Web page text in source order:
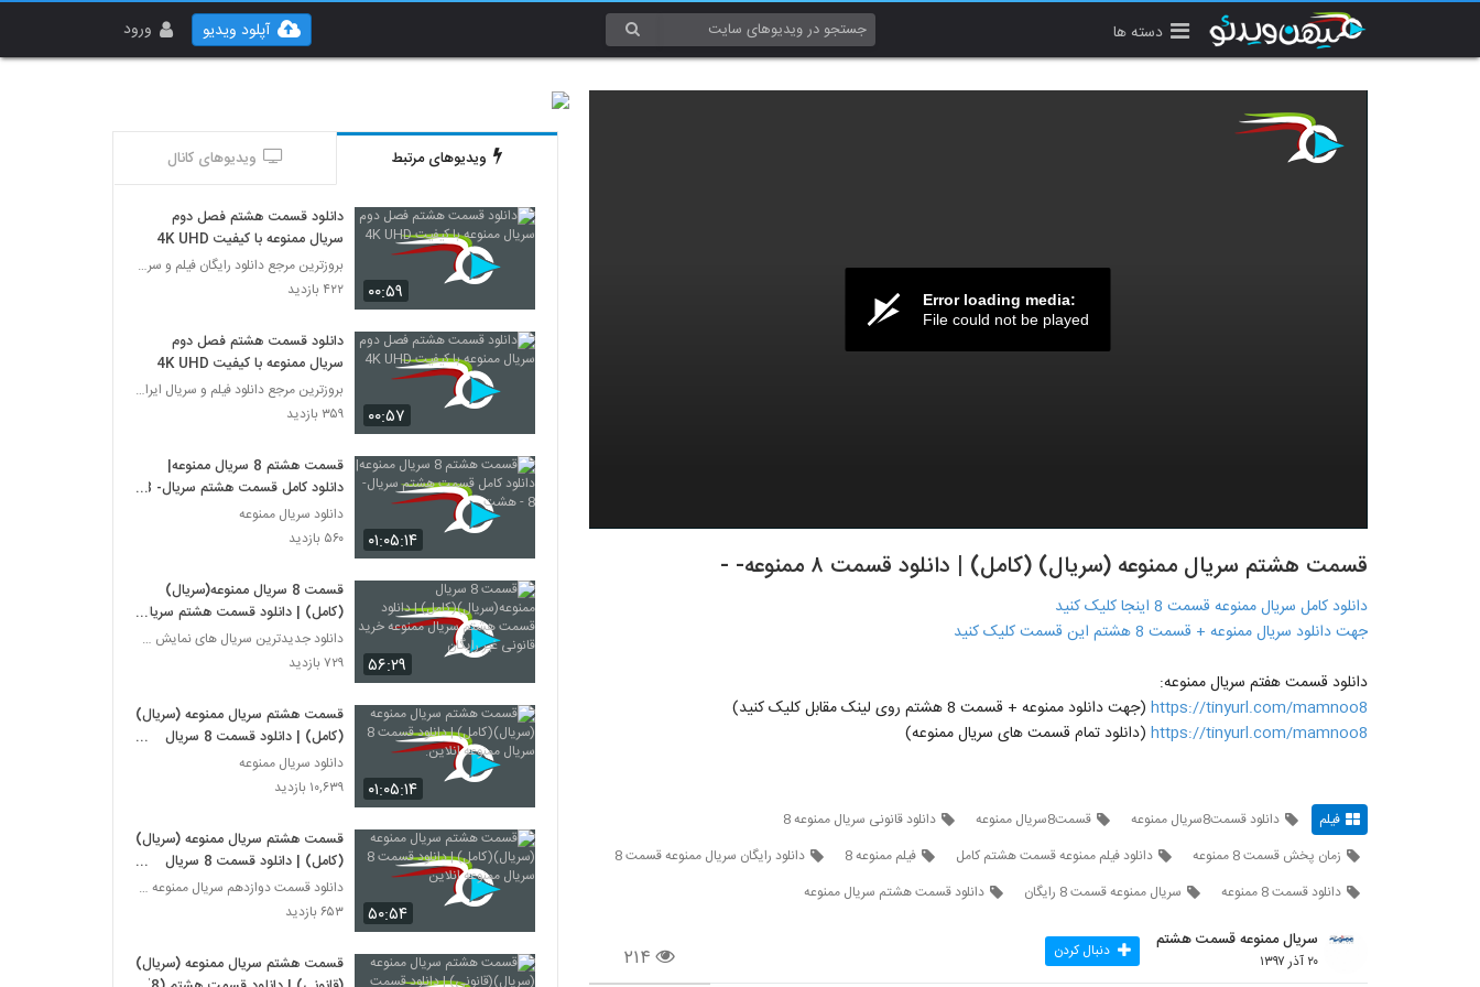
دسته ها ورود آپلود ویدیو
Error loading media:
File could not be played
قسمت هشتم سریال ممنوعه (سریال) (کامل) | دانلود قسمت ۸ ممنوعه- -
دانلود کامل سریال ممنوعه قسمت 8 اینجا کلیک کنید
جهت دانلود سریال ممنوعه + قسمت 8 هشتم این قسمت کلیک کنید
دانلود قسمت هفتم سریال ممنوعه:
https://tinyurl.com/mamnoo8 (جهت دانلود ممنوعه + قسمت 8 هشتم روی لینک مقابل کلیک کنید)
https://tinyurl.com/mamnoo8 (دانلود تمام قسمت های سریال ممنوعه)
فیلم دانلود قسمت8سریال ممنوعه قسمت8سریال ممنوعه
دانلود قانونی سریال ممنوعه 8
زمان پخش قسمت 8 ممنوعه
دانلود فیلم ممنوعه قسمت هشتم کامل فیلم ممنوعه 8
دانلود رایگان سریال ممنوعه قسمت 8
دانلود قسمت 8 ممنوعه
سریال ممنوعه قسمت 8 رایگان دانلود قسمت هشتم سریال ممنوعه
۲۱۴
سریال ممنوعه قسمت هشتم
۲۰ آذر ۱۳۹۷ دنبال کردن
ویدیوهای مرتبط ویدیوهای کانال
۰۰:۵۹
دانلود قسمت هشتم فصل دوم
سریال ممنوعه با کیفیت 4K UHD
بروزترین مرجع دانلود رایگان فیلم و سریال ایرانی
۴۲۲ بازدید
۰۰:۵۷
دانلود قسمت هشتم فصل دوم
سریال ممنوعه با کیفیت 4K UHD
بروزترین مرجع دانلود فیلم و سریال ایرانی
۳۵۹ بازدید
۰۱:۰۵:۱۴
قسمت هشتم 8 سریال ممنوعه|
دانلود کامل قسمت هشتم سریال- 8
- هشت
دانلود سریال ممنوعه
۵۶۰ بازدید
۵۶:۲۹
قسمت 8 سریال ممنوعه(سریال)
(کامل) | دانلود قسمت هشتم سریال
ممنوعه خرید قانونی غیر رایگان
دانلود جدیدترین سریال های نمایش خانگی
۷۲۹ بازدید
۰۱:۰۵:۱۴
قسمت هشتم سریال ممنوعه (سریال)
(کامل) | دانلود قسمت 8 سریال
ممنوعه انلاین.
دانلود سریال ممنوعه
۱۰,۶۳۹ بازدید
۵۰:۵۴
قسمت هشتم سریال ممنوعه (سریال)
(کامل) | دانلود قسمت 8 سریال
ممنوعه انلاین
دانلود قسمت دوازدهم سریال ممنوعه قانونی
۶۵۳ بازدید
قسمت هشتم سریال ممنوعه (سریال)